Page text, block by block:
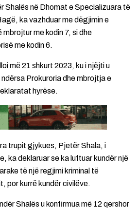
Shalës në Dhomat e Specializuara të
ka vazhduar me dëgjimin e
me kodin 7, si dhe
me kodin 6.
më 21 shkurt 2023, ku i njëjti u
Prokuroria dhe mbrojtja e
hyrëse.
trupit gjykues, Pjetër Shala, i
ka deklaruar se ka luftuar kundër një
të një regjimi kriminal të
por kurrë kundër civilëve.
Shalës u konfirmua më 12 qershor